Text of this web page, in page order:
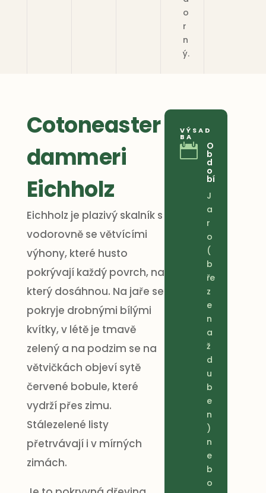
o
r
n
ý.
Cotoneaster
dammeri
Eichholz
Eichholz je plazivý skalník s
vodorovně se větvícími
výhony, které husto
pokrývají každý povrch, na
který dosáhnou. Na jaře se
pokryje drobnými bílými
kvítky, v létě je tmavě
zelený a na podzim se na
větvičkách objeví sytě
červené bobule, které
vydrží přes zimu.
Stálezelené listy
přetrvávají i v mírných
zimách.
VÝSAD
BA
 O
b
d
o
bí
J
a
r
o
(
b
ře
z
e
n
a
ž
d
u
b
e
n
)
n
e
b
o